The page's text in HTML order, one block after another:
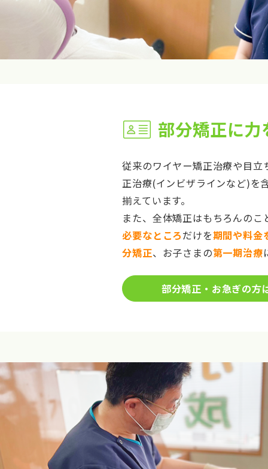
部分矯正に
従来のワイヤー矯正治療や目立
正治療(インビザラインなど)を
揃えています。
また、全体矯正はもちろんのこ
必要なところだけを期間や料金
分矯正、お子さまの第一期治療
部分矯正・お急ぎの方